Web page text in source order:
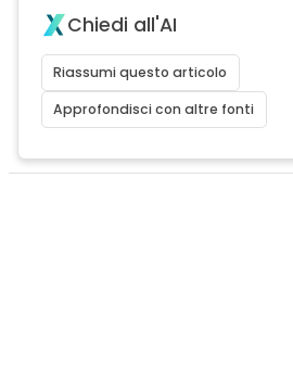
Chiedi all'AI
Riassumi questo articolo
Approfondisci con altre fonti